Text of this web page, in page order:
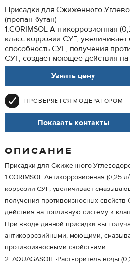
Присадки для Сжиженного
(пропан-бутан)
1.CORIMSOL Антикоррозионная
класс коррозии СУГ,
способность СУГ, получения
СУГ, создает моющее действия на
Узнать цену
ПРОВЕРЯЕТСЯ МОДЕРАТОРОМ
Показать контакты
ОПИСАНИЕ
Присадки для Сжиженного
1.CORIMSOL Антикоррозионная (0,25
коррозии СУГ, увеличивает
получения противоизносных
действия на топливную систему и
При вводе данной присадки вы
антикоррозийными, моющими,
противоизносными свойствами.
2. AQUAGASOIL -Растворитель воды